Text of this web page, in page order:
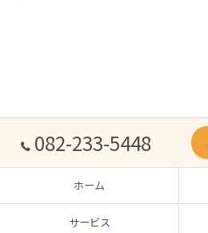
082-233-5448
ホーム
サービス